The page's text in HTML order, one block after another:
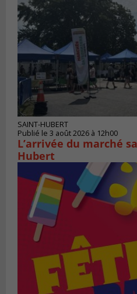
SAINT-HUBERT
Publié le 3 août 2026 à 12h00
L’arrivée du marché
Hubert